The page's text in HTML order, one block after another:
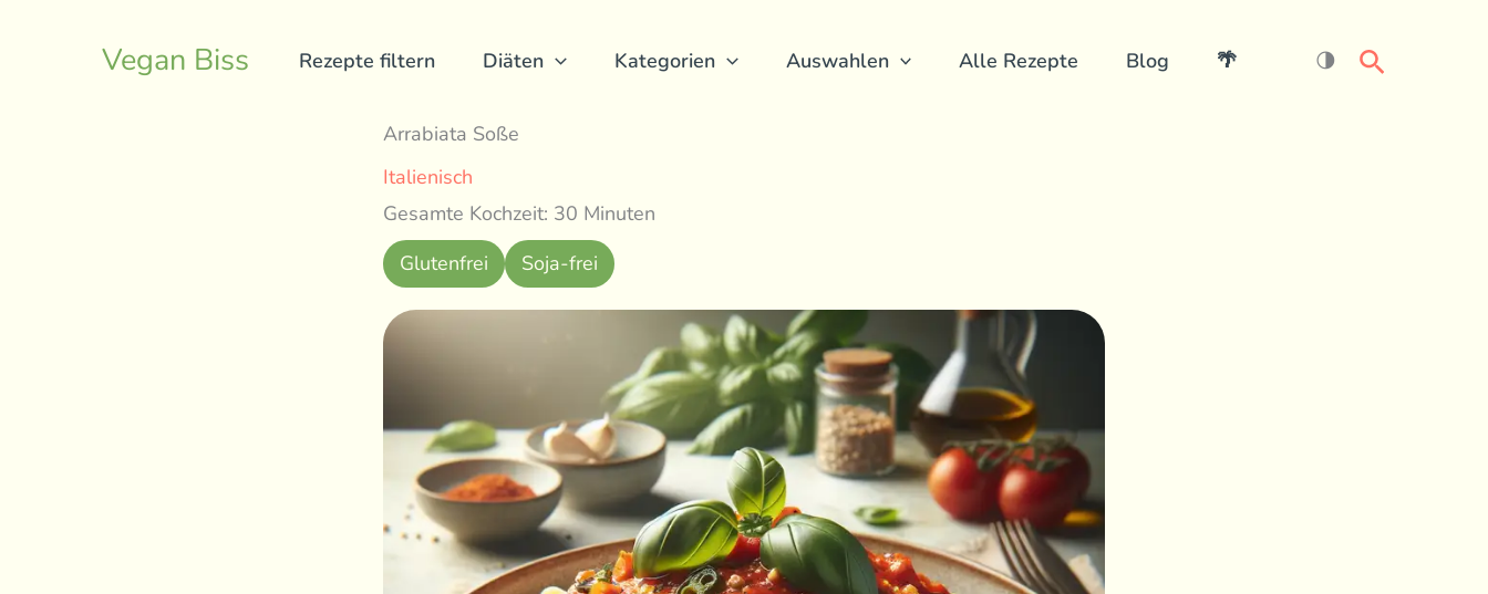
Vegan Biss Rezepte filtern Diäten Kategorien Auswahlen Alle Rezepte Blog 🌴 🌗 Search
Arrabiata Soße
Italienisch
Gesamte Kochzeit: 30 Minuten
Glutenfrei
Soja-frei